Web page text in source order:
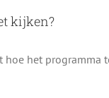
kijken?
het programma